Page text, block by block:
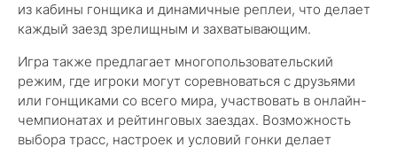
из кабины гонщика и динамичные реплеи, что делает
каждый заезд зрелищным и захватывающим.
Игра также предлагает многопользовательский
режим, где игроки могут соревноваться с друзьями
или гонщиками со всего мира, участвовать в онлайн-
чемпионатах и рейтинговых заездах. Возможность
выбора трасс, настроек и условий гонки делает